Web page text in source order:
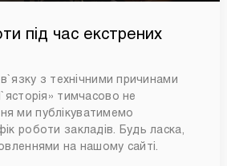
під час екстрених
з технічними причинами
тимчасово не
ми публікуватимемо
роботи закладів. Будь ласка,
на нашому сайті.